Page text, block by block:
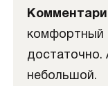
комфортный
достаточно.
небольшой.